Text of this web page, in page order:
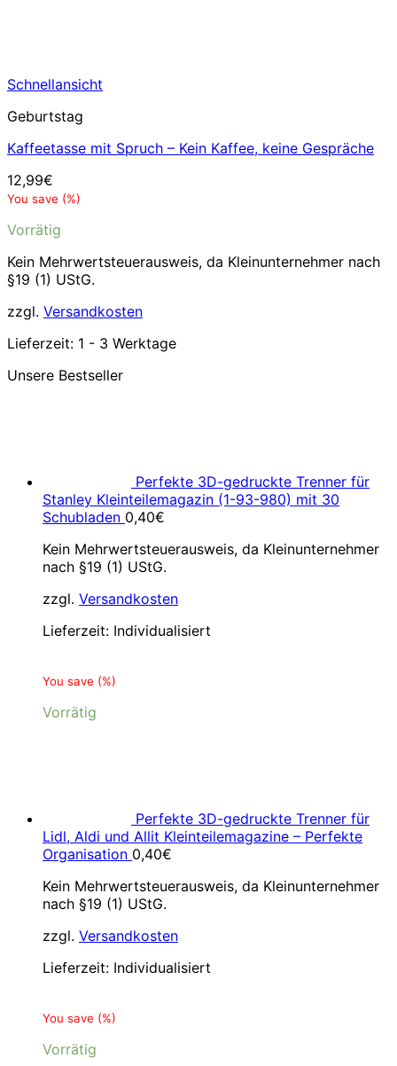
Schnellansicht
Geburtstag
Kaffeetasse mit Spruch – Kein Kaffee, keine Gespräche
12,99€
You save (%)
Vorrätig
Kein Mehrwertsteuerausweis, da Kleinunternehmer nach
§19 (1) UStG.
zzgl. Versandkosten
Lieferzeit: 1 - 3 Werktage
Unsere Bestseller
Perfekte 3D-gedruckte Trenner für
Stanley Kleinteilemagazin (1-93-980) mit 30
Schubladen 0,40€
Kein Mehrwertsteuerausweis, da Kleinunternehmer
nach §19 (1) UStG.
zzgl. Versandkosten
Lieferzeit: Individualisiert
You save (%)
Vorrätig
Perfekte 3D-gedruckte Trenner für
Lidl, Aldi und Allit Kleinteilemagazine – Perfekte
Organisation 0,40€
Kein Mehrwertsteuerausweis, da Kleinunternehmer
nach §19 (1) UStG.
zzgl. Versandkosten
Lieferzeit: Individualisiert
You save (%)
Vorrätig